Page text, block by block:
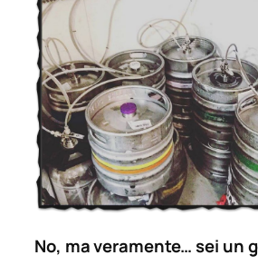
No, ma veramente…sei un